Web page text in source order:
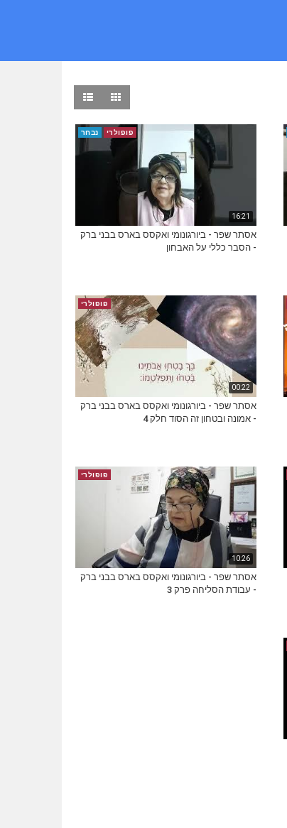
16:21
פופולרי נבחר
אסתר שפר - ביורגונומי ואקסס בארס בבני ברק
- הסבר כללי על האבחון
00:22
פופולרי
אסתר שפר - ביורגונומי ואקסס בארס בבני ברק
- אמונה ובטחון זה הסוד חלק 4
10:26
פופולרי
אסתר שפר - ביורגונומי ואקסס בארס בבני ברק
- עבודת הסליחה פרק 3